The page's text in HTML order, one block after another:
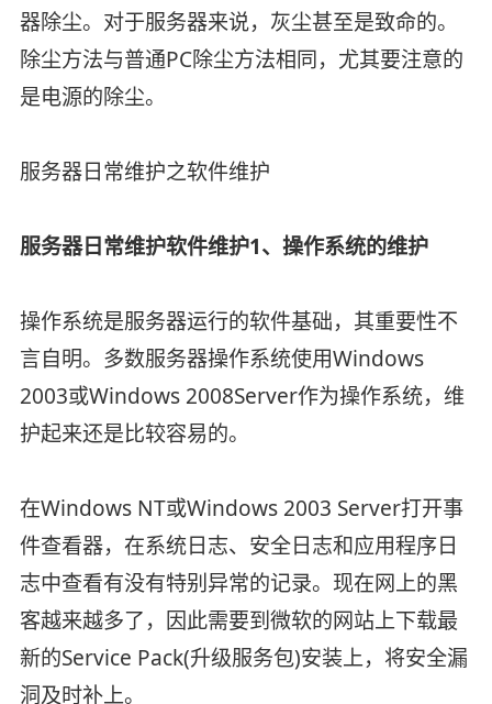
器除尘。对于服务器来说，灰尘甚至是致命的。
除尘方法与普通PC除尘方法相同，尤其要注意的
是电源的除尘。
服务器日常维护之软件维护
服务器日常维护软件维护1、操作系统的维护
操作系统是服务器运行的软件基础，其重要性不
言自明。多数服务器操作系统使用Windows
2003或Windows 2008Server作为操作系统，维
护起来还是比较容易的。
在Windows NT或Windows 2003 Server打开事
件查看器，在系统日志、安全日志和应用程序日
志中查看有没有特别异常的记录。现在网上的黑
客越来越多了，因此需要到微软的网站上下载最
新的Service Pack(升级服务包)安装上，将安全漏
洞及时补上。